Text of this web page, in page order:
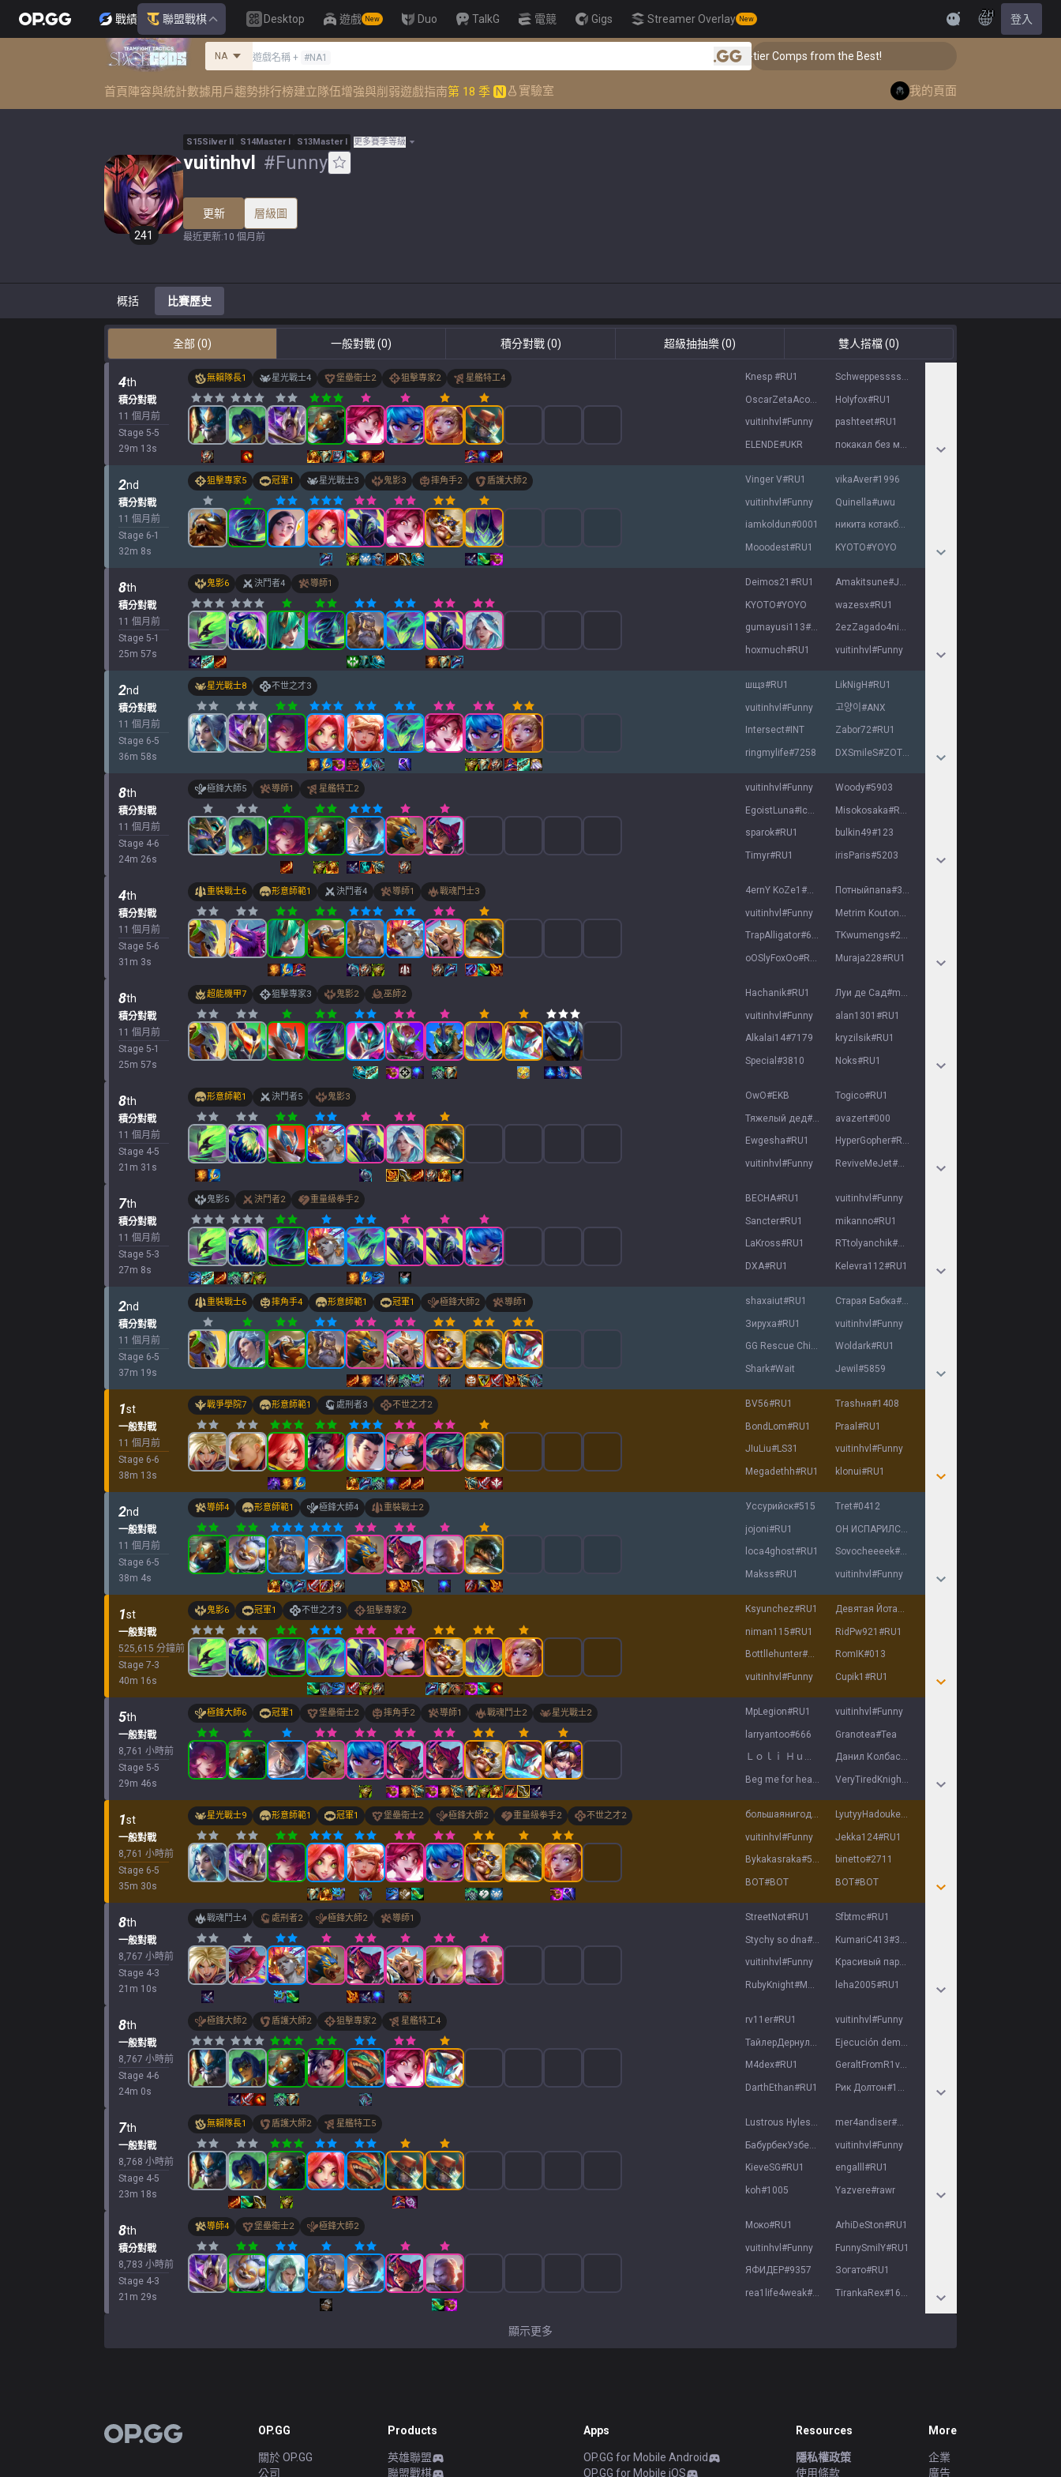
戰績 聯盟戰棋 Desktop 遊戲 New Duo TalkG 電競 Gigs Streamer Overlay New Feedback
ZH 登入
NA 遊戲名稱 + #NA1 .gg
👑 Master Top-tier Comps from the Best!
首頁陣容與統計數據用戶趨勢排行榜建立隊伍增強與削弱遊戲指南第 18 季 N 實驗室 我的頁面
241
S15Silver II S14Master I S13Master I 更多賽季等級
vuitinhvl #Funny
更新 層級圖
最近更新:10 個月前
概括 比賽歷史
全部 (0) 一般對戰 (0) 積分對戰 (0) 超級抽抽樂 (0) 雙人搭檔(0)
4th
積分對戰
11 個月前
Stage 5-5
29m 13s
無賴隊長1 星光戰士4 堡壘衛士2 狙擊專家2 星艦特工4 Knesp #RU1 Schweppesssss#
RU1
HoIyfox#RU1
vuitinhvl #Funny pashteet#RU1
ELENDE#UKR
2nd
積分對戰
11 個月前
Stage 6-1
32m 8s
狙擊專家5 冠軍1 星光戰士3 鬼影3 摔角手2 盾護大師2 Vinger V#RU1 vikaAver#1996
vuitinhvl #Funny Quinella#uwu
iamkoldun#0001 никита котакбас
Mooodest#RU1 KYOTO#YOYO
8th
積分對戰
11 個月前
Stage 5-1
25m 57s
鬼影6 決鬥者4 導師1 Deimos21 #RU1 Amakitsune#JLBRD
KYOTO#YOYO wazesx#RU1
gumayusi113#42176 2ezZagado4nik#
hoxmuch#RU1 vuitinhvl #Funny
2nd
積分對戰
11 個月前
Stage 6-5
36m 58s
星光戰士8 不世之才3 шщз#RU1 LikNigH#RU1
vuitinhvl #Funny 고양이 #ANX
Intersect# INT Zabor72#RU1
ringmylife#7258 DXSmileS#ZOTIK
8th
積分對戰
11 個月前
Stage 4-6
24m 26s
極鋒大師5 導師1 星艦特工2 vuitinhvl #Funny Woody#5903
EgoistLuna#IcwhN Misokosaka#RU1
sparok#RU1 bulkin49#123
Timyr#RU1 irisParis#5203
4th
積分對戰
11 個月前
Stage 5-6
31 m 3s
重裝戰士6 形意師範1 決鬥者4 導師1 戰魂鬥士3 4ernY KoZe1 #RU1 Потныйпапа#3166
vuitinhvl #Funny
TrapAlligator#6930 TKwumengs#2008
oOSlyFoxOo#RU1 Muraja228#RU1
8th
積分對戰
11 個月前
Stage 5-1
25m 57s
超能機甲7 狙擊專家3 鬼影2 巫師2 Hachanik#RU1 Луи де Сад#money
vuitinhvl #Funny alan1301 #RU1
Alkalai14#7179 kryzilsik#RU1
Special #3810 Noks#RU1
8th
積分對戰
11 個月前
Stage 4-5
21 m 31 s
形意師範1 決鬥者5 鬼影3 OwO#EKB Togico#RU1
Тяжелый дед#RU1 avazert#000
Ewgesha#RU1 HyperGopher#RU1
vuitinhvl #Funny ReviveMeJet#777
7th
積分對戰
11 個月前
Stage 5-3
27m 8s
鬼影5 決鬥者2 重量級拳手2 BECHA#RU1 vuitinhvl #Funny
Sancter#RU1 mikanno#RU1
LaKross#RU1 RTtolyanchik#RU1
DXA#RU1 Kelevra112#RU1
2nd
積分對戰
11 個月前
Stage 6-5
37m 19s
重裝戰士6 摔角手4 形意師範1 冠軍1 極鋒大師2 導師1 shaxaiut#RU1 Старая Бабка#1453
Зируха#RU1 vuitinhvl #Funny
GG Rescue Chip# RU1Woldark#RU1
Shark#Wait Jewil #5859
1st
一般對戰
11 個月前
Stage 6-6
38m 13s
戰爭學院7 形意師範1 處刑者3 不世之才2 BV56#RU1 Trashня#1408
BondLom#RU1 Praal #RU1
JIuLiu#LS31 vuitinhvl #Funny
Megadethh#RU1 klonui#RU1
2nd
一般對戰
11 個月前
Stage 6-5
38m 4s
導師4 形意師範1 極鋒大師4 重裝戰士2 Уссурийск#515 Tret#0412
jojoni#RU1
loca4ghost#RU1 Sovocheeeek#6556
Makss#RU1 vuitinhvl #Funny
1st
一般對戰
525,615 分鐘前
Stage 7-3
40m 16s
鬼影6 冠軍1 不世之才3 狙擊專家2 Ksyunchez#RU1 Девятая Йота
#002
niman115#RU1 RidPw921 #RU1
Bottllehunter#RU1 RomIK#013
vuitinhvl #Funny Cupik1 #RU1
5th
一般對戰
8,761 小時前
Stage 5-5
29m 46s
極鋒大師6 冠軍1 堡壘衛士2 摔角手2 導師1 戰魂鬥士2 星光戰士2 MpLegion#RU1 vuitinhvl #Funny
larryantoo#666 Granotea#Tea
Ｌｏｌｉ Ｈｕｎｔｅｒ #ZAMN Данил Колбасенко
RU1
1st
一般對戰
8,761 小時前
Stage 6-5
35m 30s
星光戰士9 形意師範1 冠軍1 堡壘衛士2 極鋒大師2 重量級拳手2 不世之才2 большаянигодяйка #234 LyutyyHadouken#
vuitinhvl #Funny Jekka124#RU1
Bykakasraka#5327 binetto#2711
BOT#BOT BOT#BOT
8th
一般對戰
8,767 小時前
Stage 4-3
21 m 10s
戰魂鬥士4 處刑者2 極鋒大師2 導師1 StreetNot#RU1 Sfbtmc#RU1
Stychy so dna#Dno KumariC413#3111
vuitinhvl #Funny Красивый парень
RubyKnight#Meow leha2005#RU1
8th
一般對戰
8,767 小時前
Stage 4-6
24m 0s
極鋒大師2 盾護大師2 狙擊專家2 星艦特工4 rv11er#RU1 vuitinhvl #Funny
6666
M4dex#RU1 GeraltFromR1v1a
DarthEthan#RU1 Рик Долтон#1337
7th
一般對戰
8,768 小時前
Stage 4-5
23m 18s
無賴隊長1 盾護大師2 星艦特工5 Lustrous Hyles
#9080mer4andiser#RU1
RU1vuitinhvl #Funny
KieveSG#RU1 engalll #RU1
koh#1005 Yazvere#rawr
8th
積分對戰
8,783 小時前
Stage 4-3
21 m 29s
導師4 堡壘衛士2 極鋒大師2 Моко#RU1 ArhiDeSton#RU1
vuitinhvl #Funny FunnySmilY#RU1
ЯФИДЕР#9357 Зогато#RU1
rea1life4weak#RU1 TirankaRex#1699
顯示更多
OP.GG OP.GG
關於 OP.GG
公司
Products
英雄聯盟
聯盟戰棋
Apps
OP.GG for Mobile Android
OP.GG for Mobile iOS
Resources
隱私權政策
使用條款
More
企業
廣告